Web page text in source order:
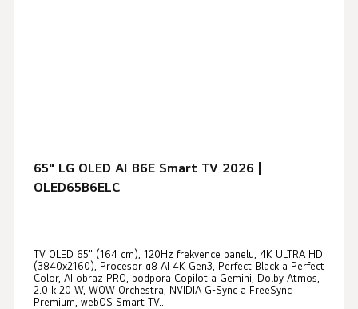
65" LG OLED AI B6E Smart TV 2026 |
OLED65B6ELC
TV OLED 65" (164 cm), 120Hz frekvence panelu, 4K ULTRA HD
(3840x2160), Procesor α8 AI 4K Gen3, Perfect Black a Perfect
Color, AI obraz PRO, podpora Copilot a Gemini, Dolby Atmos,
2.0 k 20 W, WOW Orchestra, NVIDIA G-Sync a FreeSync
Premium, webOS Smart TV...